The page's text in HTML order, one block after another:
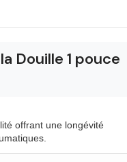
Douille 1 pouce
offrant une longévité